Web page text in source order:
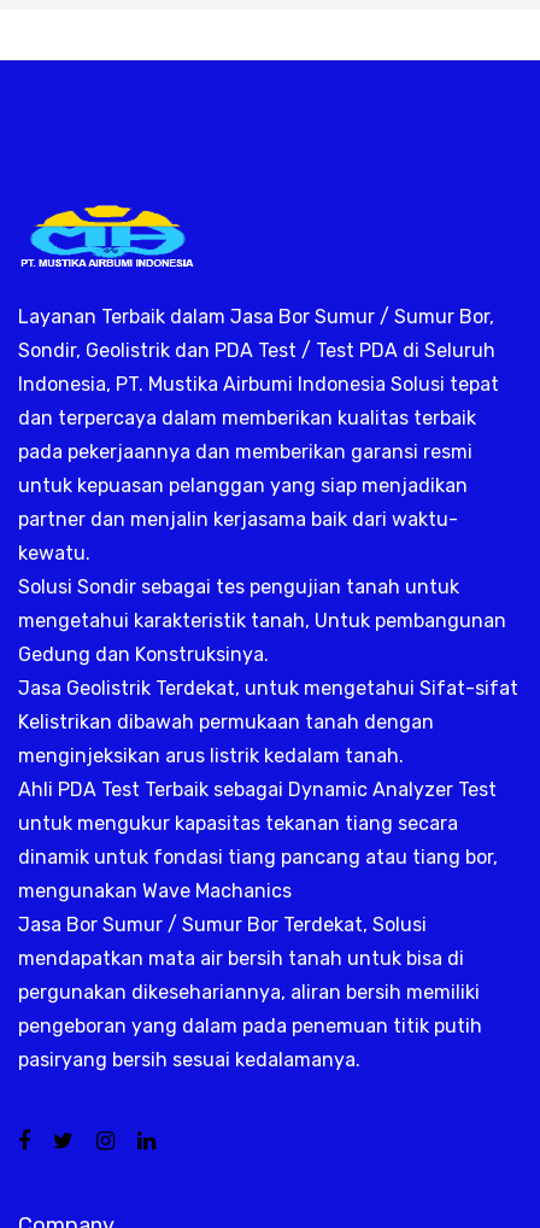
Layanan Terbaik dalam Jasa Bor Sumur / Sumur Bor,
Sondir, Geolistrik dan PDA Test / Test PDA di Seluruh
Indonesia, PT. Mustika Airbumi Indonesia Solusi tepat
dan terpercaya dalam memberikan kualitas terbaik
pada pekerjaannya dan memberikan garansi resmi
untuk kepuasan pelanggan yang siap menjadikan
partner dan menjalin kerjasama baik dari waktu-
kewatu.
Solusi Sondir sebagai tes pengujian tanah untuk
mengetahui karakteristik tanah, Untuk pembangunan
Gedung dan Konstruksinya.
Jasa Geolistrik Terdekat, untuk mengetahui Sifat-sifat
Kelistrikan dibawah permukaan tanah dengan
menginjeksikan arus listrik kedalam tanah.
Ahli PDA Test Terbaik sebagai Dynamic Analyzer Test
untuk mengukur kapasitas tekanan tiang secara
dinamik untuk fondasi tiang pancang atau tiang bor,
mengunakan Wave Machanics
Jasa Bor Sumur / Sumur Bor Terdekat, Solusi
mendapatkan mata air bersih tanah untuk bisa di
pergunakan dikesehariannya, aliran bersih memiliki
pengeboran yang dalam pada penemuan titik putih
pasiryang bersih sesuai kedalamanya.